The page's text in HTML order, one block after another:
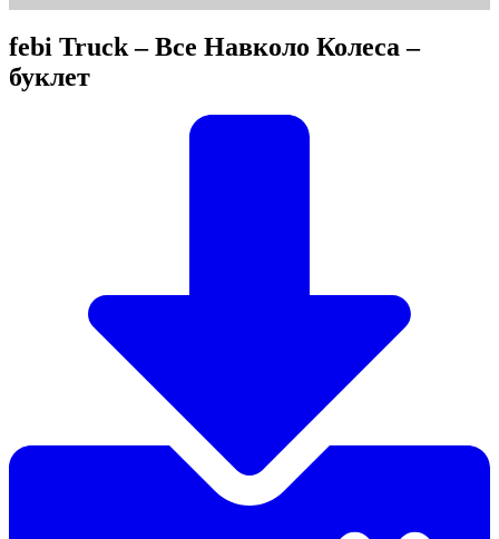
febi Truck – Все Навколо Колеса –
буклет